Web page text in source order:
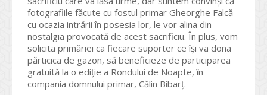
fotografiile făcute cu fostul primar Gheorghe Falcă
cu ocazia intrării în posesia lor, le vor alina din
nostalgia provocată de acest sacrificiu. În plus, vom
solicita primăriei ca fiecare suporter ce își va dona
părticica de gazon, să beneficieze de participarea
gratuită la o ediție a Rondului de Noapte, în
compania domnului primar, Călin Bibarț.